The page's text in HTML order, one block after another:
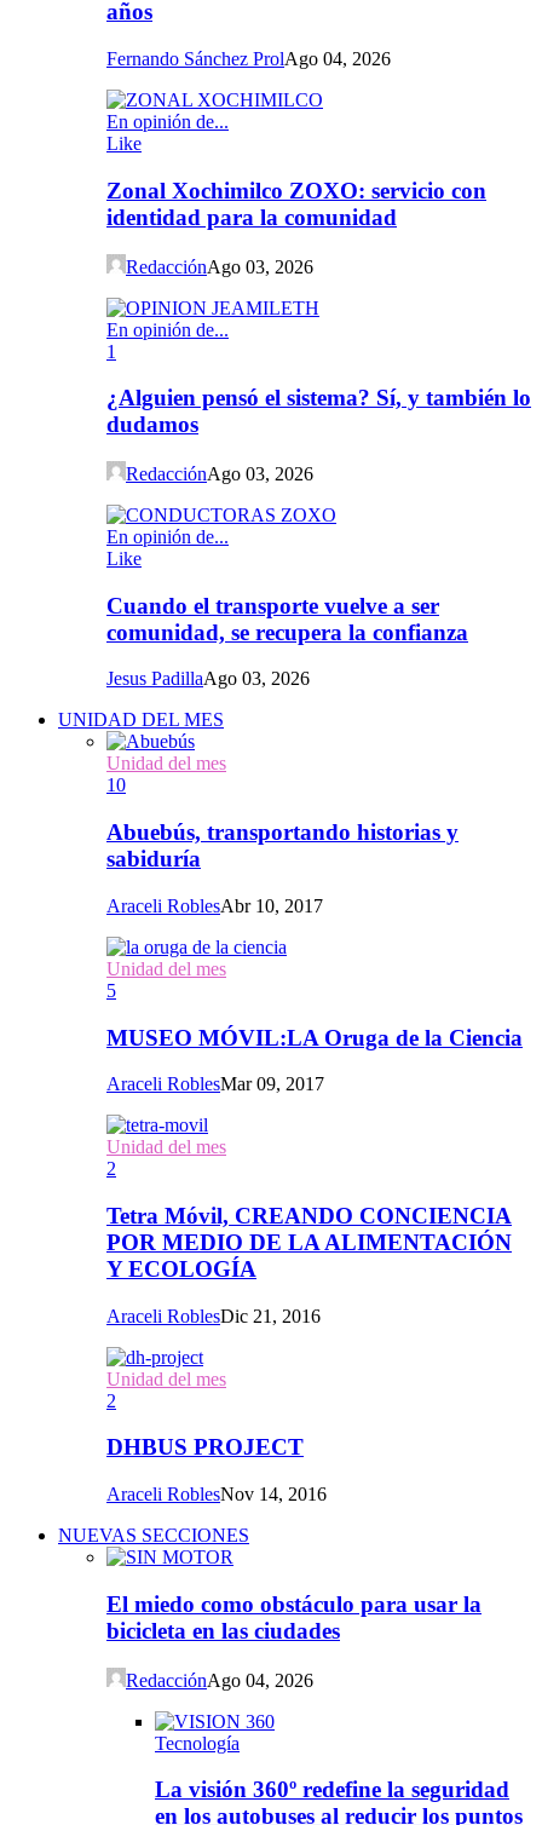
años
Fernando Sánchez ProlAgo 04, 2026
En opinión de...
Like
Zonal Xochimilco ZOXO: servicio con
identidad para la comunidad
RedacciónAgo 03, 2026
En opinión de...
1
¿Alguien pensó el sistema? Sí, y también lo
dudamos
RedacciónAgo 03, 2026
En opinión de...
Like
Cuando el transporte vuelve a ser
comunidad, se recupera la confianza
Jesus PadillaAgo 03, 2026
UNIDAD DEL MES
Unidad del mes
10
Abuebús, transportando historias y
sabiduría
Araceli RoblesAbr 10, 2017
Unidad del mes
5
MUSEO MÓVIL:LA Oruga de la Ciencia
Araceli RoblesMar 09, 2017
Unidad del mes
2
Tetra Móvil, CREANDO CONCIENCIA
POR MEDIO DE LA ALIMENTACIÓN
Y ECOLOGÍA
Araceli RoblesDic 21, 2016
Unidad del mes
2
DHBUS PROJECT
Araceli RoblesNov 14, 2016
NUEVAS SECCIONES
El miedo como obstáculo para usar la
bicicleta en las ciudades
RedacciónAgo 04, 2026
Tecnología
La visión 360º redefine la seguridad
en los autobuses al reducir los puntos